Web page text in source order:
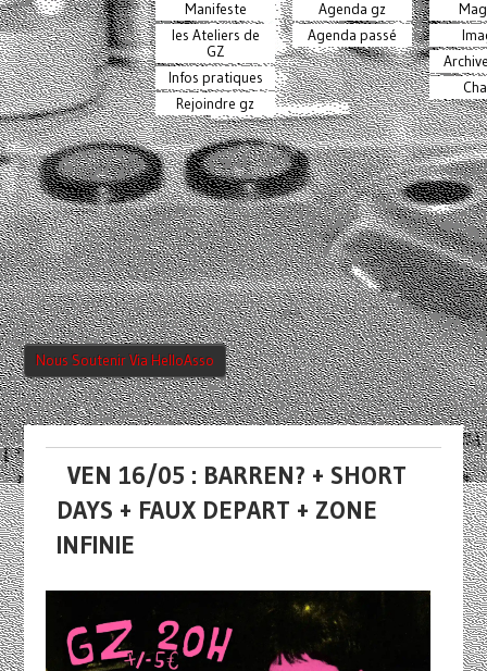
Manifeste
les Ateliers de
GZ
Infos pratiques
Rejoindre gz
Agenda gz
Agenda passé
Nous Soutenir Via HelloAsso
VEN 16/05 : BARREN? + SHORT
DAYS + FAUX DEPART + ZONE
INFINIE